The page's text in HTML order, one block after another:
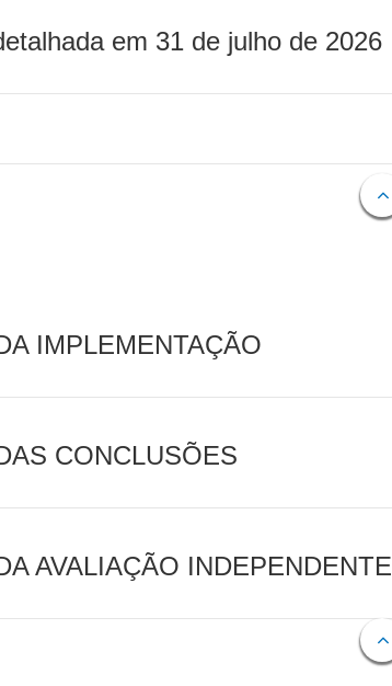
em 31 de julho de 2026
IMPLEMENTAÇÃO
CONCLUSÕES
AVALIAÇÃO INDEPENDENTE